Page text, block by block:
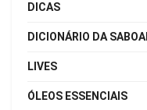
DICAS
DICIONÁRIO DA
LIVES
ÓLEOS ESSENCIAIS